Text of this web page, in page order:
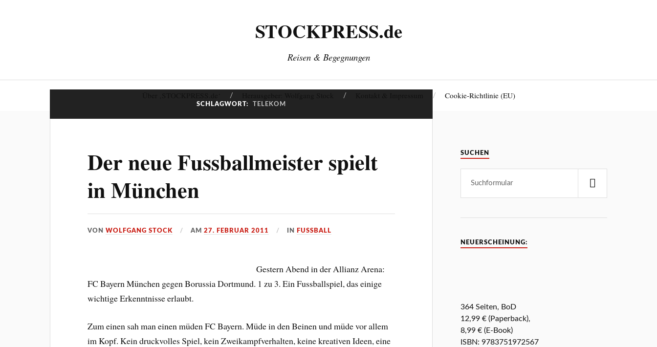
STOCKPRESS.de
Reisen & Begegnungen
Cookie-Richtlinie (EU)
SCHLAGWORT: TELEKOM
Der neue Fussballmeister spielt
in München
VONWOLFGANG STOCK AM27. FEBRUAR 2011 IN FUSSBALL
Gestern Abend in der Allianz Arena:
FC Bayern München gegen Borussia Dortmund. 1 zu 3. Ein Fussballspiel, das einige
wichtige Erkenntnisse erlaubt.
Zum einen sah man einen müden FC Bayern. Müde in den Beinen und müde vor allem
im Kopf. Kein druckvolles Spiel, kein Zweikampfverhalten, keine kreativen Ideen, eine
SUCHEN
NEUERSCHEINUNG:
364 Seiten, BoD
12,99 € (Paperback),
8,99 € (E-Book)
ISBN: 9783751972567